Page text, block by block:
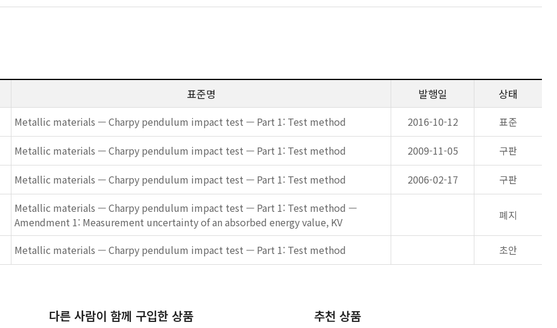
표준명 발행일 상태
Metallic materials — Charpy pendulum impact test — Part 1: Test method 2016-10-12
표준
Metallic materials — Charpy pendulum impact test — Part 1: Test method 2009-11-05
구판
Metallic materials — Charpy pendulum impact test — Part 1: Test method 2006-02-17 구판
Metallic materials — Charpy pendulum impact test — Part 1: Test method —
Amendment 1: Measurement uncertainty of an absorbed energy value, KV
폐지
Metallic materials — Charpy pendulum impact test — Part 1: Test method 초안
다른 사람이 함께 구입한 상품 추천 상품